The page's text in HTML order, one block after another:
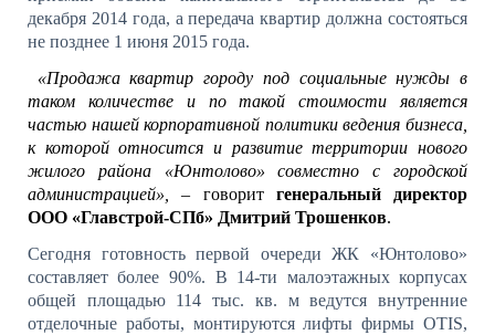
декабря 2014 года, апередача квартир должна состояться
не позднее 1 июня 2015 года.
«Продажа квартир городу под социальные нужды в
таком количестве и по такой стоимости является
частью нашей корпоративной политики ведения бизнеса,
к которой относится и развитие территории нового
жилого района «Юнтолово» совместно с городской
администрацией»,
– говорит генеральный директор
ООО «Главстрой-СПб» Дмитрий Трошенков.
Сегодня готовность первой очереди ЖК «Юнтолово»
составляет более 90%. В 14-ти малоэтажных корпусах
общей площадью 114 тыс. кв. мведутся внутренние
отделочные работы, монтируются лифты фирмыOTIS,